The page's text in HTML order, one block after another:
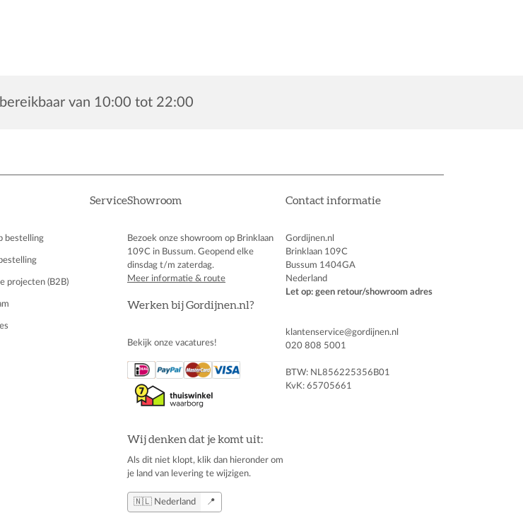
van 10:00 tot 22:00
Showroom
Bezoek onze showroom op Brinklaan
109C in Bussum. Geopend elke
dinsdag t/m zaterdag.
Meer informatie & route
Werken bij Gordijnen.nl?
Bekijk onze vacatures!
Wij denken dat je komt uit:
Als dit niet klopt, klik dan hieronder om
je land van levering te wijzigen.
🇳🇱 Nederland 📍
Contact informatie
Gordijnen.nl
Brinklaan 109C
Bussum 1404GA
Nederland
Let op: geen retour/showroom adres
klantenservice@gordijnen.nl
020 808 5001
BTW: NL856225356B01
KvK: 65705661
Service
bestelling
projecten (B2B)